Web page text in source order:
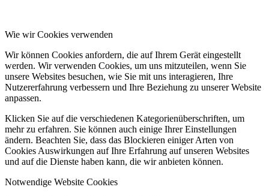
Wie wir Cookies verwenden
Wir können Cookies anfordern, die auf Ihrem Gerät eingestellt
werden. Wir verwenden Cookies, um uns mitzuteilen, wenn Sie
unsere Websites besuchen, wie Sie mit uns interagieren, Ihre
Nutzererfahrung verbessern und Ihre Beziehung zu unserer Website
anpassen.
Klicken Sie auf die verschiedenen Kategorienüberschriften, um
mehr zu erfahren. Sie können auch einige Ihrer Einstellungen
ändern. Beachten Sie, dass das Blockieren einiger Arten von
Cookies Auswirkungen auf Ihre Erfahrung auf unseren Websites
und auf die Dienste haben kann, die wir anbieten können.
Notwendige Website Cookies